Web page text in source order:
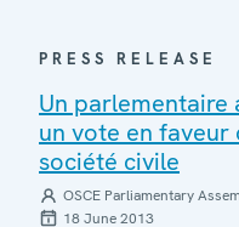
PRESS RELEASE
Un parlementaire
un vote en faveur
société civile
OSCE Parliamentary
18 June 2013